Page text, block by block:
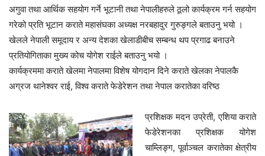
अगुवा तथा आर्थिक सहयोग गर्ने भूटानी तथा नेपालीहरुले ठूलो कार्यक्रम गर्न सहयोग
गरेको प्रति भूटान कराते महासंघका अध्यक्ष नरबहादुर गुरुङ्गले बताउनु भयो ।
खेलले नेपाली समूदाय र अन्य देशका खेलाडीबीच सम्बन्ध थप प्रगाढ बनाउने
प्रतियोगिताका मुख्य कोच योगेश राईले बताउनु भयो ।
कार्यक्रममा कराते खेलमा नेपालमा विशेष योगदान दिने कराते खेलका नेपालकै
अग्रज थानेश्वर राई, विश्व कराते फेडेरेशन तथा नेपाल करातेका वरिष्ठ
प्रशिक्षक मदन उप्रेती, एशिया कराते
फेडेरेशनका प्रशिक्षक योगेश
चाम्लिङ्ग, पूर्वाञ्चल करातेका क्षेत्रीय